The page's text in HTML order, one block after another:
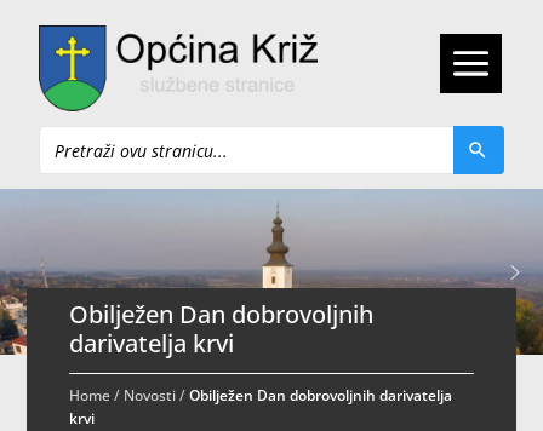
Pretraži
Obilježen Dan dobrovoljnih
darivatelja krvi
Home/ Novosti/Obilježen Dan dobrovoljnih darivatelja
krvi